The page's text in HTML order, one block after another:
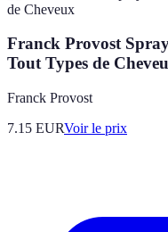
Franck Provost
Tout Types de
Franck Provost
7.15 EURVoir le prix